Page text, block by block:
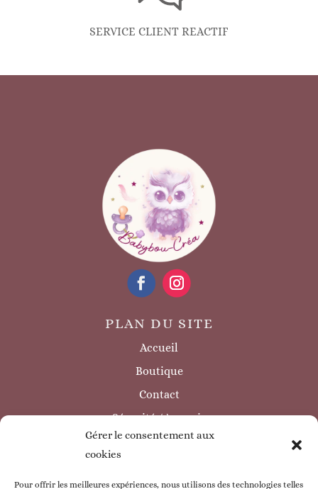
Gérer le consentement aux
cookies
Pour offrir les meilleures expériences, nous utilisons des technologies telles
SERVICE CLIENT REACTIF
PLAN DU SITE
Accueil
Boutique
Contact
Sécurité / à savoir
INFORMATIONS LÉGALES
Mentions légales
Politique de confidentialité